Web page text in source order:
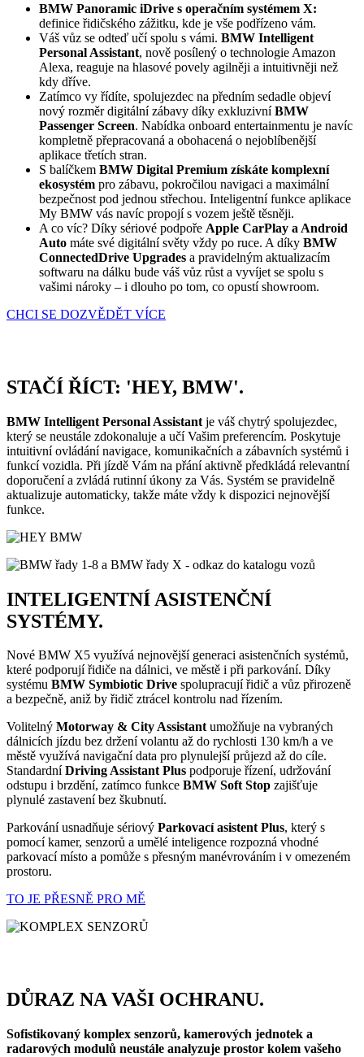
BMW Panoramic iDrive s operačním systémem X:
definice řidičského zážitku, kde je vše podřízeno vám.
Váš vůz se odteď učí spolu s vámi. BMW Intelligent
Personal Assistant, nově posílený o technologie Amazon
Alexa, reaguje na hlasové povely agilněji a intuitivněji než
kdy dříve.
Zatímco vy řídíte, spolujezdec na předním sedadle objeví
nový rozměr digitální zábavy díky exkluzivníBMW
Passenger Screen. Nabídka onboard entertainmentu je navíc
kompletně přepracovaná a obohacená o nejoblíbenější
aplikace třetích stran.
S balíčkem BMW Digital Premium získáte komplexní
ekosystém pro zábavu, pokročilou navigaci a maximální
bezpečnost pod jednou střechou. Inteligentní funkce aplikace
My BMW vás navíc propojí s vozem ještě těsněji.
A co víc? Díky sériové podpoře Apple CarPlay a Android
Auto máte své digitální světy vždy po ruce. A díky BMW
ConnectedDrive Upgrades a pravidelným aktualizacím
softwaru na dálku bude váš vůz růst a vyvíjet se spolu s
vašimi nároky – i dlouho po tom, co opustí showroom.
CHCI SE DOZVĚDĚT VÍCE
STAČÍ ŘÍCT: 'HEY, BMW'.
BMW Intelligent Personal Assistant je váš chytrý spolujezdec,
který se neustále zdokonaluje a učí Vašim preferencím. Poskytuje
intuitivní ovládání navigace, komunikačních a zábavních systémů i
funkcí vozidla. Při jízdě Vám na přání aktivně předkládá relevantní
doporučení a zvládá rutinní úkony za Vás. Systém se pravidelně
aktualizuje automaticky, takže máte vždy k dispozici nejnovější
funkce.
INTELIGENTNÍ ASISTENČNÍ
SYSTÉMY.
Nové BMW X5 využívá nejnovější generaci asistenčních systémů,
které podporují řidiče na dálnici, ve městě i při parkování. Díky
systému BMW Symbiotic Drive spolupracují řidič a vůz přirozeně
a bezpečně, aniž by řidič ztrácel kontrolu nad řízením.
Volitelný Motorway & City Assistantumožňuje na vybraných
dálnicích jízdu bez držení volantu až do rychlosti 130 km/h a ve
městě využívá navigační data pro plynulejší průjezd až do cíle.
Standardní Driving Assistant Plus podporuje řízení, udržování
odstupu i brzdění, zatímco funkce BMW Soft Stop zajišťuje
plynulé zastavení bez škubnutí.
Parkování usnadňuje sériový Parkovací asistent Plus, který s
pomocí kamer, senzorů a umělé inteligence rozpozná vhodné
parkovací místo a pomůže s přesným manévrováním i v omezeném
prostoru.
TO JE PŘESNĚ PRO MĚ
DŮRAZ NA VAŠI OCHRANU.
Sofistikovaný komplex senzorů, kamerových jednotek a
radarových modulů neustále analyzuje prostor kolem vašeho